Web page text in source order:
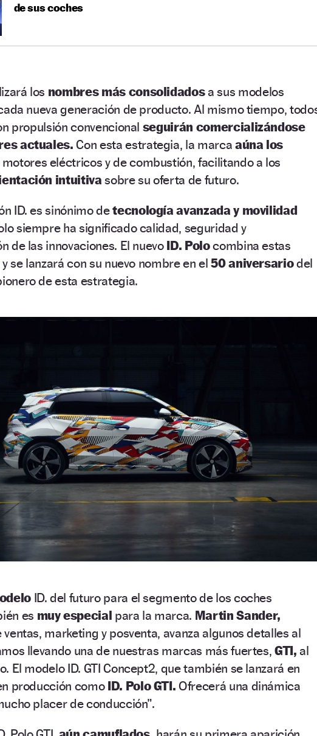
de sus coches
los nombres más consolidadosa sus modelos
nueva generación de producto. Al mismo tiempo,
propulsión convencional seguirán comercializándose
actuales.Con esta estrategia, la marca aúna los
eléctricos y de combustión, facilitando a los
intuitivasobre su oferta de futuro.
ID. es sinónimo detecnología avanzada y movilidad
siempre ha significado calidad, seguridad y
de las innovaciones. El nuevoID. Polocombina estas
se lanzará con su nuevo nombre en el50 aniversariodel
de esta estrategia.
ID. del futuro para el segmento de los coches
es muy especial para la marca. Martin Sander,
marketing y posventa, avanza algunos detalles al
llevando una de nuestras marcas más fuertes, GTI,al
El modelo ID. GTI Concept2, que también se lanzará en
producción comoID. Polo GTI. Ofrecerá una dinámica
placer de conducción”.